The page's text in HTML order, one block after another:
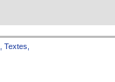
Textes